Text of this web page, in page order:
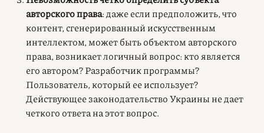
авторского права: даже если предположить, что
контент, сгенерированный искусственным
интеллектом, может быть объектом авторского
права, возникает логичный вопрос: кто является
его автором? Разработчик программы?
Пользователь, который ее использует?
Действующее законодательство Украины не дает
четкого ответа на этот вопрос.